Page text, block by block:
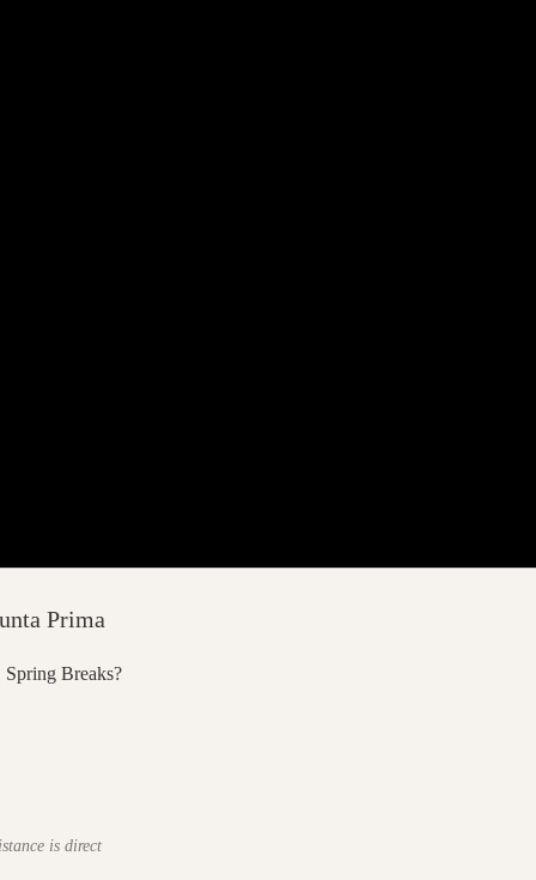
Prima
Spring Breaks?
is direct